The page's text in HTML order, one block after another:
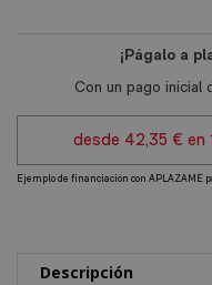
Diploma
Notario
Descripción